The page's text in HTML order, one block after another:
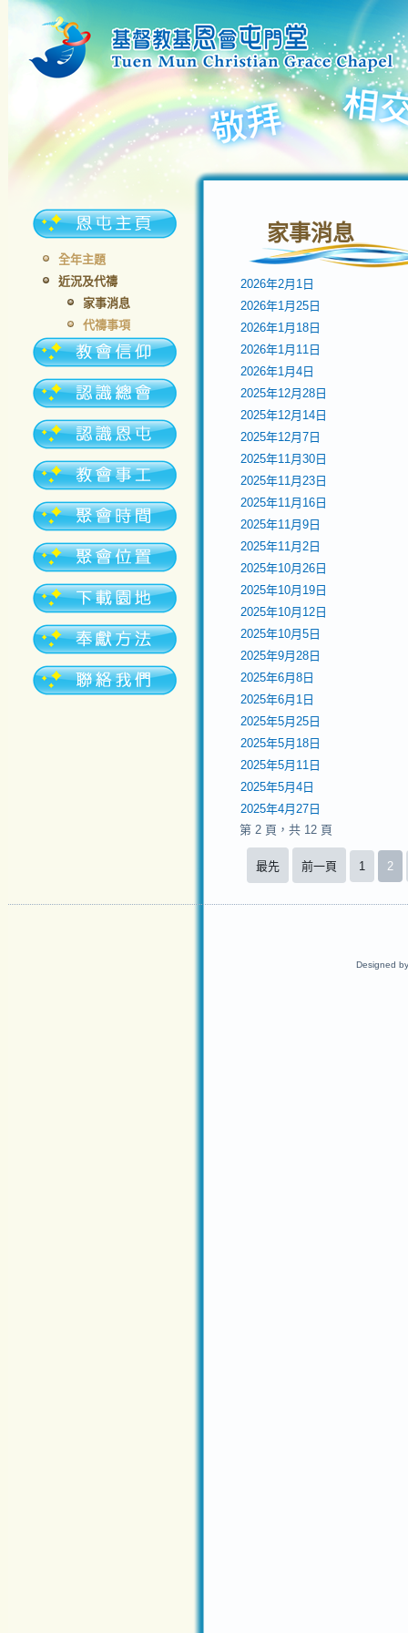
全年主題
近況及代禱
家事消息
代禱事項
家事消息
2026年2月1日
2026年1月25日
2026年1月18日
2026年1月11日
2026年1月4日
2025年12月28日
2025年12月14日
2025年12月7日
2025年11月30日
2025年11月23日
2025年11月16日
2025年11月9日
2025年11月2日
2025年10月26日
2025年10月19日
2025年10月12日
2025年10月5日
2025年9月28日
2025年6月8日
2025年6月1日
2025年5月25日
2025年5月18日
2025年5月11日
2025年5月4日
2025年4月27日
第 2 頁，共 12 頁
最先 前一頁 1 2
Designed